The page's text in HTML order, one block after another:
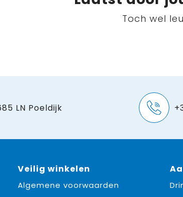
Toch wel
LN Poeldijk
Veilig winkelen
Algemene voorwaarden